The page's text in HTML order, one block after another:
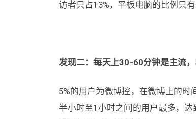
访者只占13%，平板电脑的比例只有
发现二：每天上30-60分钟是主流，
5%的用户为微博控，在微博上的
半小时至1小时之间的用户最多，